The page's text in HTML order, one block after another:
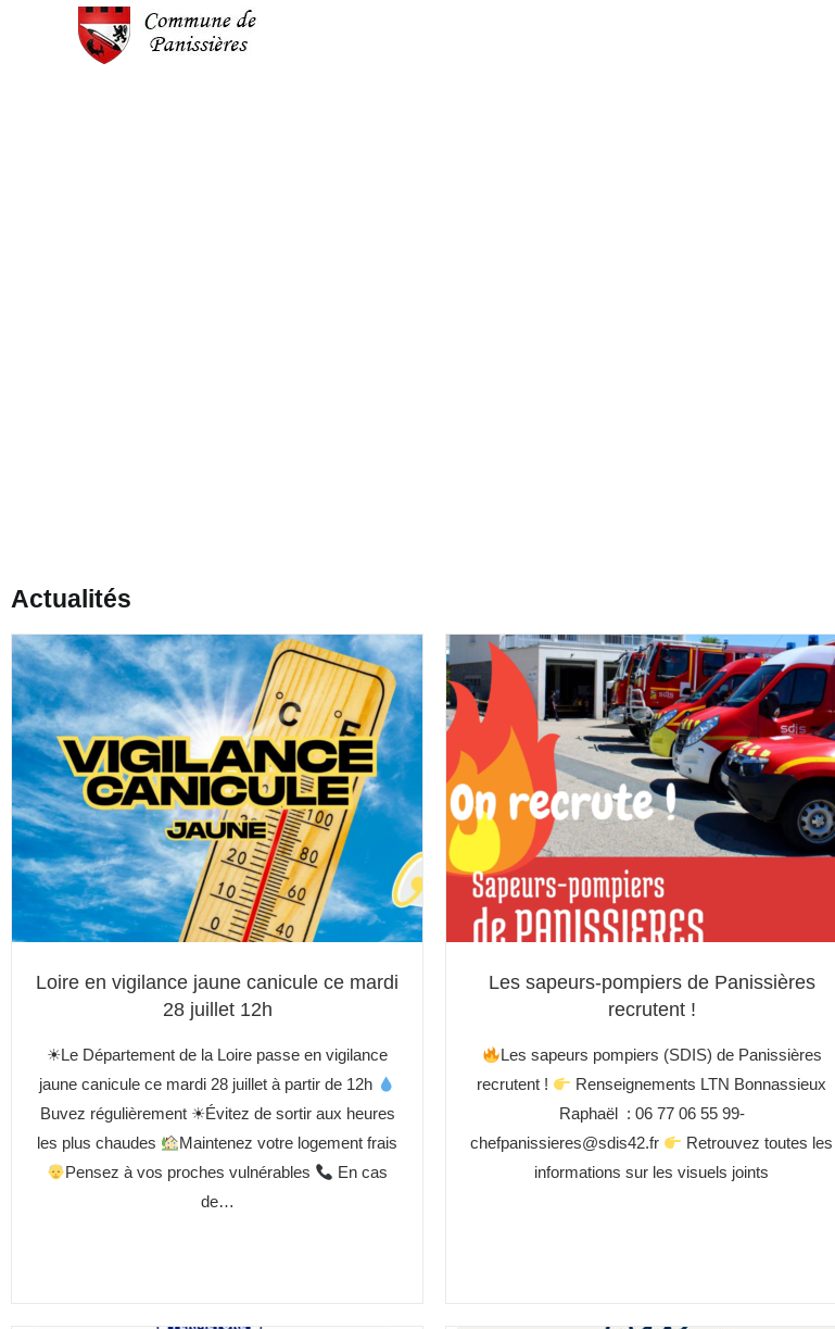
Actualités
Loire en vigilance jaune canicule ce mardi
28 juillet 12h
☀Le Département de la Loire passe en vigilance
jaune canicule ce mardi 28 juillet à partir de 12h
Buvez régulièrement ☀Évitez de sortir aux heures
les plus chaudes
Maintenez votre logement frais
Pensez à vos proches vulnérables
En cas
de…
Les sapeurs-pompiers de Panissières
recrutent !
Les sapeurs pompiers (SDIS) de Panissières
recrutent !
Renseignements LTN Bonnassieux
Raphaël : 06 77 06 55 99-
chefpanissieres@sdis42.fr
Retrouvez toutes les
informations sur les visuels joints